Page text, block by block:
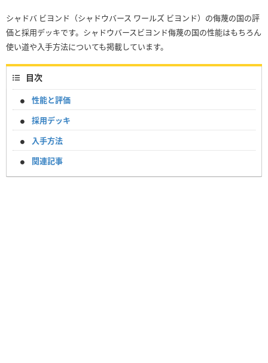
シャドバ ビヨンド（シャドウバース ワールズ ビヨンド）の侮蔑の国の評
価と採用デッキです。シャドウバースビヨンド侮蔑の国の性能はもちろん
使い道や入手方法についても掲載しています。
目次
性能と評価
採用デッキ
入手方法
関連記事